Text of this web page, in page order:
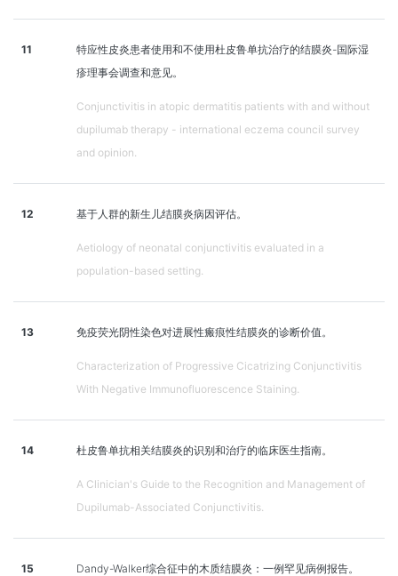
11
特应性皮炎患者使用和不使用杜皮鲁单抗治疗的结膜炎-国际湿
疹理事会调查和意见。
Conjunctivitis in atopic dermatitis patients with and without
dupilumab therapy - international eczema council survey
and opinion.
12 基于人群的新生儿结膜炎病因评估。
Aetiology of neonatal conjunctivitis evaluated in a
population-based setting.
13 免疫荧光阴性染色对进展性瘢痕性结膜炎的诊断价值。
Characterization of Progressive Cicatrizing Conjunctivitis
With Negative Immunofluorescence Staining.
14 杜皮鲁单抗相关结膜炎的识别和治疗的临床医生指南。
A Clinician's Guide to the Recognition and Management of
Dupilumab-Associated Conjunctivitis.
15 Dandy-Walker综合征中的木质结膜炎：一例罕见病例报告。